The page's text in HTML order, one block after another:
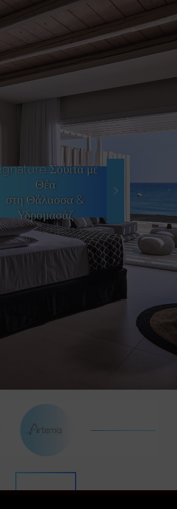
Σουίτα με
Θέα
στη Θάλασσα &
Υδρομασάζ